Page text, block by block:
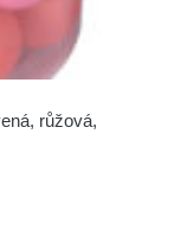
růžová,